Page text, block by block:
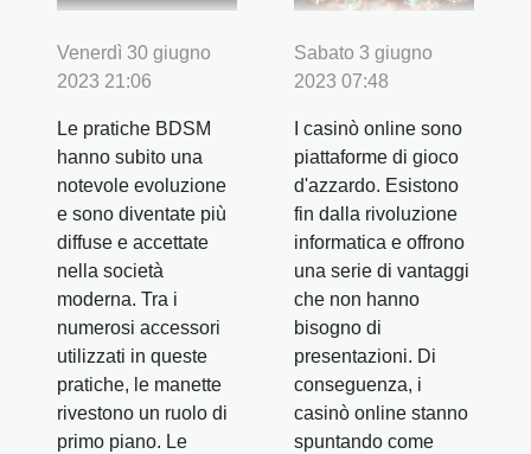
Venerdì 30 giugno
2023 21:06
Le pratiche BDSM
hanno subito una
notevole evoluzione
e sono diventate più
diffuse e accettate
nella società
moderna. Tra i
numerosi accessori
utilizzati in queste
pratiche, le manette
rivestono un ruolo di
primo piano. Le
Sabato 3 giugno
2023 07:48
I casinò online sono
piattaforme di gioco
d'azzardo. Esistono
fin dalla rivoluzione
informatica e offrono
una serie di vantaggi
che non hanno
bisogno di
presentazioni. Di
conseguenza, i
casinò online stanno
spuntando come